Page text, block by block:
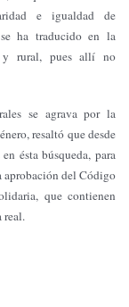
e igualdad de
ha traducido en la
y rural, pues allí no
se agrava por la
resaltó que desde
ésta búsqueda, para
aprobación del Código
que contienen
real.